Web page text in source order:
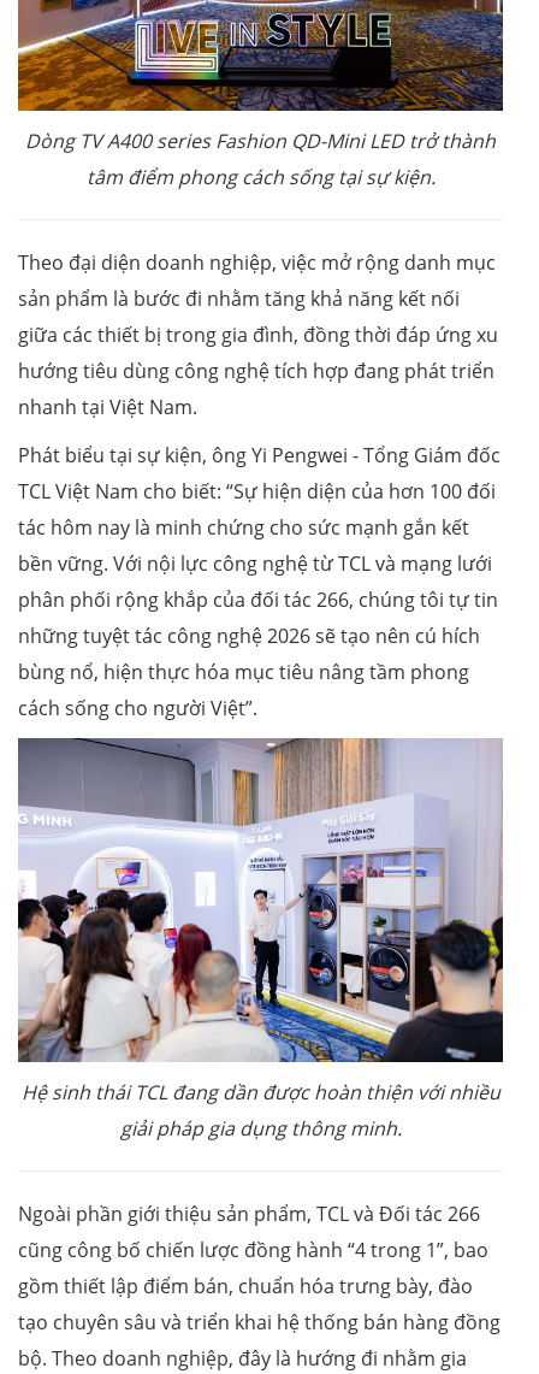
Dòng TV A400 series Fashion QD-Mini LED trở thành
tâm điểm phong cách sống tại sự kiện.
Theo đại diện doanh nghiệp, việc mở rộng danh mục
sản phẩm là bước đi nhằm tăng khả năng kết nối
giữa các thiết bị trong gia đình, đồng thời đáp ứng xu
hướng tiêu dùng công nghệ tích hợp đang phát triển
nhanh tại Việt Nam.
Phát biểu tại sự kiện, ông Yi Pengwei - Tổng Giám đốc
TCL Việt Nam cho biết: “Sự hiện diện của hơn 100 đối
tác hôm nay là minh chứng cho sức mạnh gắn kết
bền vững. Với nội lực công nghệ từ TCL và mạng lưới
phân phối rộng khắp của đối tác 266, chúng tôi tự tin
những tuyệt tác công nghệ 2026 sẽ tạo nên cú hích
bùng nổ, hiện thực hóa mục tiêu nâng tầm phong
cách sống cho người Việt”.
Hệ sinh thái TCL đang dần được hoàn thiện với nhiều
giải pháp gia dụng thông minh.
Ngoài phần giới thiệu sản phẩm, TCL và Đối tác 266
cũng công bố chiến lược đồng hành “4 trong 1”, bao
gồm thiết lập điểm bán, chuẩn hóa trưng bày, đào
tạo chuyên sâu và triển khai hệ thống bán hàng đồng
bộ. Theo doanh nghiệp, đây là hướng đi nhằm gia